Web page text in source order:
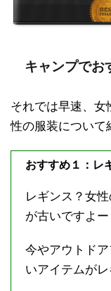
キャンプでお
それでは早速、女
性の服装について
おすすめ１：レ
レギンス？女
が古いですよー
今やアウトド
いアイテムがレ